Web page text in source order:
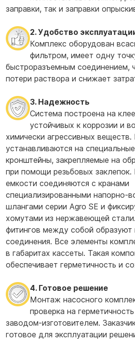
заправки, так и заправки
2. Удобство
Комплекс оборудован
фильтром, имеет одну
быстроразъемным соединением,
потери раствора и снижает
3. Надежность
Система построена на
устойчивых к коррозии и
химически агрессивных веществ.
устанавливаются на
кронштейны, закрепляемые на
при помощи резьбовых заклепок.
емкости соединяются с кранами
специализированными напорно-
шлангами серии Agro SE и
хомутами из нержавеющей
фитингов между собой образуют
соединения. Все элементы
в габаритах кассеты. Такая
обеспечивает герметичность и
4. Готовое решение
Монтаж насосного
проверка на
заводом-изготовителем.
готовое для эксплуатации